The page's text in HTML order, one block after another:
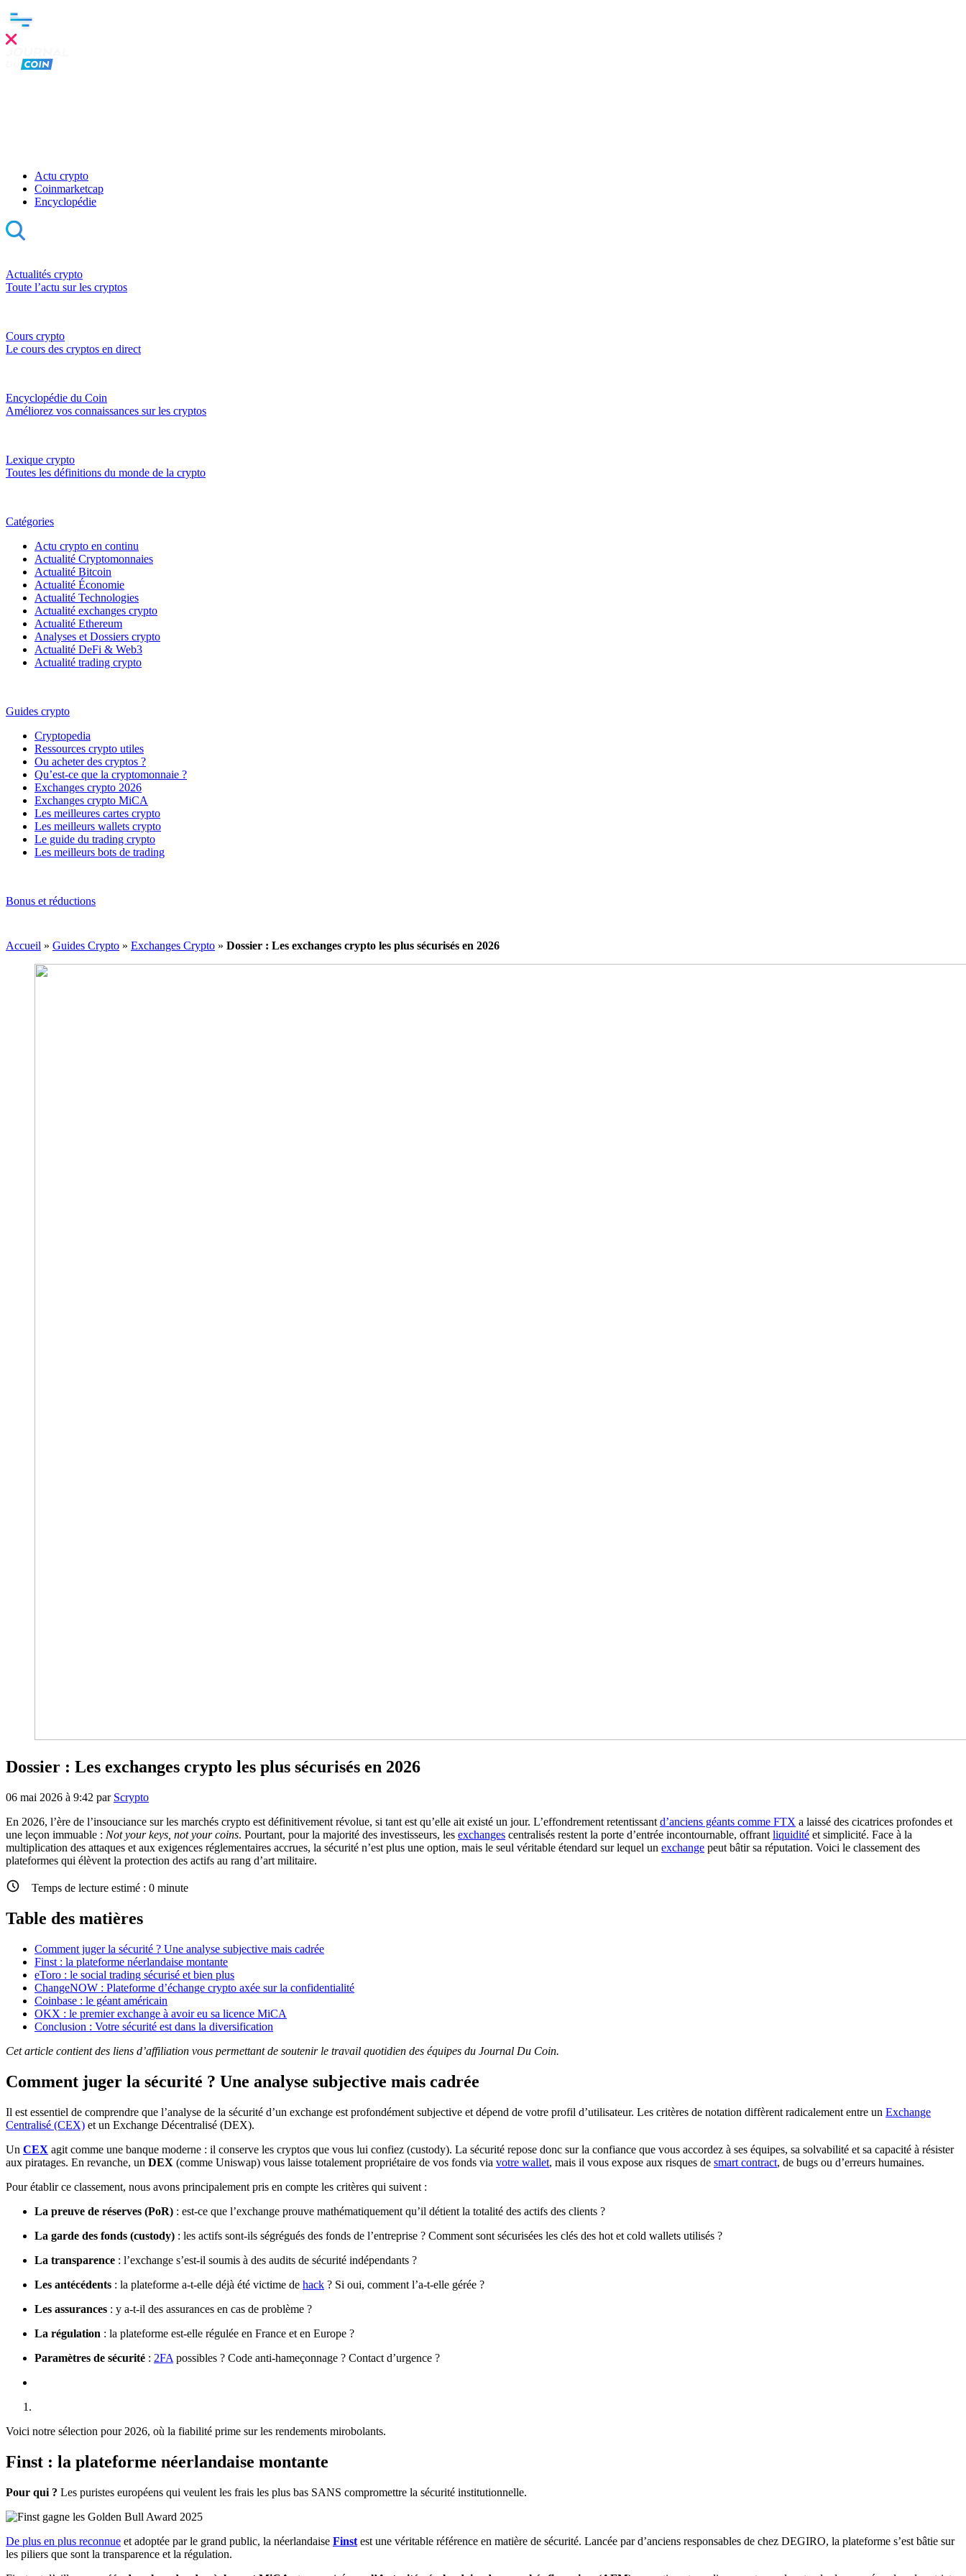
Actu crypto
Coinmarketcap
Encyclopédie
Actualités crypto
Toute l’actu sur les cryptos
Cours crypto
Le cours des cryptos en direct
Encyclopédie du Coin
Améliorez vos connaissances sur les cryptos
Lexique crypto
Toutes les définitions du monde de la crypto
Catégories
Actu crypto en continu
Actualité Cryptomonnaies
Actualité Bitcoin
Actualité Économie
Actualité Technologies
Actualité exchanges crypto
Actualité Ethereum
Analyses et Dossiers crypto
Actualité DeFi & Web3
Actualité trading crypto
Guides crypto
Cryptopedia
Ressources crypto utiles
Ou acheter des cryptos ?
Qu’est-ce que la cryptomonnaie ?
Exchanges crypto 2026
Exchanges crypto MiCA
Les meilleures cartes crypto
Les meilleurs wallets crypto
Le guide du trading crypto
Les meilleurs bots de trading
Bonus et réductions
Accueil » Guides Crypto » Exchanges Crypto » Dossier : Les exchanges crypto les plus sécurisés en 2026
Dossier : Les exchanges crypto les plus sécurisés en 2026
06 mai 2026 à 9:42 par Scrypto
En 2026, l’ère de l’insouciance sur les marchés crypto est définitivement révolue, si tant est qu’elle ait existé un jour. L’effondrement retentissant d’anciens géants comme FTX a laissé des cicatrices profondes et
une leçon immuable : Not your keys, not your coins. Pourtant, pour la majorité des investisseurs, les exchanges centralisés restent la porte d’entrée incontournable, offrant liquidité et simplicité. Face à la
multiplication des attaques et aux exigences réglementaires accrues, la sécurité n’est plus une option, mais le seul véritable étendard sur lequel un exchange peut bâtir sa réputation. Voici le classement des
plateformes qui élèvent la protection des actifs au rang d’art militaire.
Temps de lecture estimé : 0 minute
Table des matières
Comment juger la sécurité ? Une analyse subjective mais cadrée
Finst : la plateforme néerlandaise montante
eToro : le social trading sécurisé et bien plus
ChangeNOW : Plateforme d’échange crypto axée sur la confidentialité
Coinbase : le géant américain
OKX : le premier exchange à avoir eu sa licence MiCA
Conclusion : Votre sécurité est dans la diversification
Cet article contient des liens d’affiliation vous permettant de soutenir le travail quotidien des équipes du Journal Du Coin.
Comment juger la sécurité ? Une analyse subjective mais cadrée
Il est essentiel de comprendre que l’analyse de la sécurité d’un exchange est profondément subjective et dépend de votre profil d’utilisateur. Les critères de notation diffèrent radicalement entre un Exchange
Centralisé (CEX) et un Exchange Décentralisé (DEX).
Un CEX agit comme une banque moderne : il conserve les cryptos que vous lui confiez (custody). La sécurité repose donc sur la confiance que vous accordez à ses équipes, sa solvabilité et sa capacité à résister
aux piratages. En revanche, un DEX (comme Uniswap) vous laisse totalement propriétaire de vos fonds via votre wallet, mais il vous expose aux risques de smart contract, de bugs ou d’erreurs humaines.
Pour établir ce classement, nous avons principalement pris en compte les critères qui suivent :
La preuve de réserves (PoR) : est-ce que l’exchange prouve mathématiquement qu’il détient la totalité des actifs des clients ?
La garde des fonds (custody) : les actifs sont-ils ségrégués des fonds de l’entreprise ? Comment sont sécurisées les clés des hot et cold wallets utilisés ?
La transparence : l’exchange s’est-il soumis à des audits de sécurité indépendants ?
Les antécédents : la plateforme a-t-elle déjà été victime de hack ? Si oui, comment l’a-t-elle gérée ?
Les assurances : y a-t-il des assurances en cas de problème ?
La régulation : la plateforme est-elle régulée en France et en Europe ?
Paramètres de sécurité : 2FA possibles ? Code anti-hameçonnage ? Contact d’urgence ?
Voici notre sélection pour 2026, où la fiabilité prime sur les rendements mirobolants.
Finst : la plateforme néerlandaise montante
Pour qui ? Les puristes européens qui veulent les frais les plus bas SANS compromettre la sécurité institutionnelle.
De plus en plus reconnue et adoptée par le grand public, la néerlandaise Finst est une véritable référence en matière de sécurité. Lancée par d’anciens responsables de chez DEGIRO, la plateforme s’est bâtie sur
les piliers que sont la transparence et la régulation.